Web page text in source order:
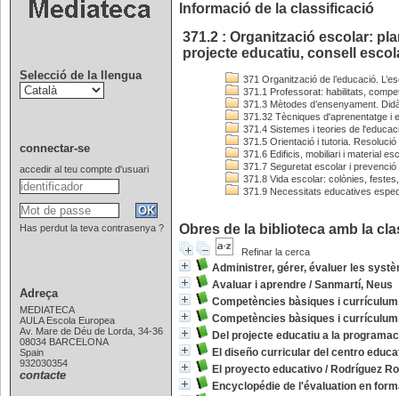
Informació de la classificació
371.2 : Organització escolar:
projecte educatiu, consell
371 Organització de l’educació.
371.1 Professorat: habilitats,
371.3 Mètodes d’ensenyament.
371.32 Tècniques d'aprenentatge i
371.4 Sistemes i teories de
371.5 Orientació i tutoria.
371.6 Edificis, mobiliari i material
371.7 Seguretat escolar i
371.8 Vida escolar: colònies,
371.9 Necessitats educatives
Obres de la biblioteca amb la
Refinar la cerca
Administrer, gérer, évaluer les
Avaluar i aprendre /Sanmartí, Neus
Competències bàsiques i
Competències bàsiques i
Del projecte educatiu a la
El diseño curricular del centro
El proyecto educativo / Rodríguez
Encyclopédie de l'évaluation en
Selecció de la llengua
connectar-se
accedir al teu compte d'usuari
Has perdut la teva contrasenya ?
Adreça
MEDIATECA
AULA Escola Europea
Av. Mare de Déu de Lorda, 34-36
08034 BARCELONA
Spain
932030354
contacte